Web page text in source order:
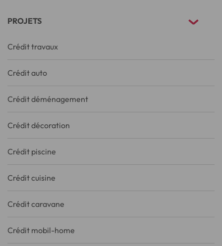
PROJETS
Crédit travaux
Crédit auto
Crédit déménagement
Crédit décoration
Crédit piscine
Crédit cuisine
Crédit caravane
Crédit mobil-home